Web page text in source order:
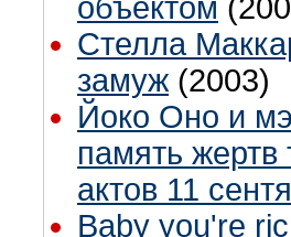
объектом
Стелла
замуж (2003)
Йоко Оно и
память жертв
актов 11
Baby you're